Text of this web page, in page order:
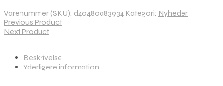
Varenummer (SKU): d40480a83934 Kategori: Nyheder
Previous Product
Next Product
Beskrivelse
Yderligere information